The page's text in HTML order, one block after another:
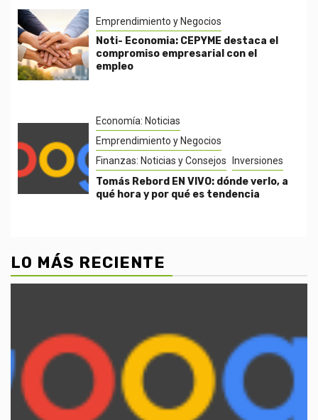
Emprendimiento y Negocios
Noti- Economia: CEPYME destaca el
compromiso empresarial con el
empleo
Economía: Noticias
Emprendimiento y Negocios
Finanzas: Noticias y Consejos
Inversiones
Tomás Rebord EN VIVO: dónde verlo, a
qué hora y por qué es tendencia
LO MÁS RECIENTE